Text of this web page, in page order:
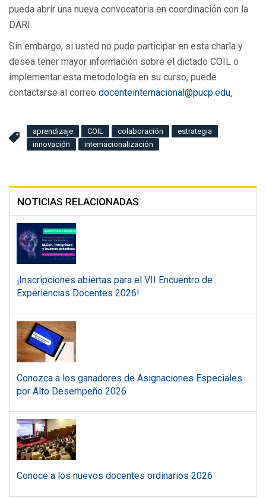
pueda abrir una nueva convocatoria en coordinación con la
DARI.
Sin embargo, si usted no pudo participar en esta charla y
desea tener mayor información sobre el dictado COIL o
implementar esta metodología en su curso, puede
contactarse al correo docenteinternacional@pucp.edu.
aprendizaje COIL colaboración
estrategia
innovación
internacionalización
NOTICIAS RELACIONADAS
¡Inscripciones abiertas para el VII Encuentro de
Experiencias Docentes 2026!
Conozca a los ganadores de Asignaciones Especiales
por Alto Desempeño 2026
Conoce a los nuevos docentes ordinarios 2026